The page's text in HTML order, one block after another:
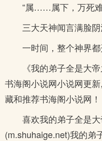
“属……属下，万死
三大天神闻言满脸阴
一时间，整个神界都
《我的弟子全是大
书海阁小说网小说网更
藏和推荐书海阁小说网！
喜欢我的弟子全是
(m.shuhaige.net)我的弟